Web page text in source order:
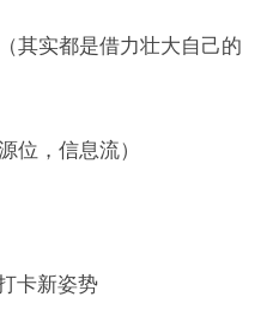
其实都是借力壮大自己的
位，信息流）
卡新姿势